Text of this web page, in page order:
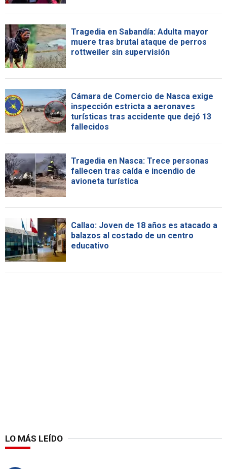
Tragedia en Sabandía: Adulta mayor
muere tras brutal ataque de perros
rottweiler sin supervisión
Cámara de Comercio de Nasca exige
inspección estricta a aeronaves
turísticas tras accidente que dejó 13
fallecidos
Tragedia en Nasca: Trece personas
fallecen tras caída e incendio de
avioneta turística
Callao: Joven de 18 años es atacado a
balazos al costado de un centro
educativo
LO MÁS LEÍDO